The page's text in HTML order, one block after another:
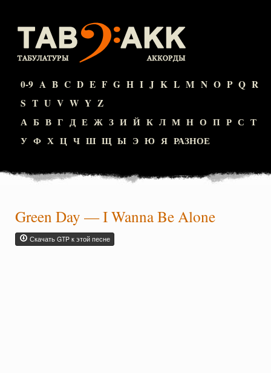
0-9 A B C D E F G H I J K L M N O P Q R
S T U V W Y Z
А Б В Г Д Е Ж З И Й К Л М Н О П Р С Т
У Ф Х Ц Ч Ш Щ Ы Э Ю Я РАЗНОЕ
Green Day —I Wanna Be Alone
Скачать GTP к этой песне